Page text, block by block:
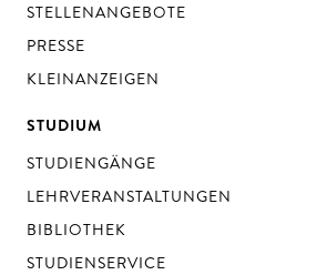
STELLENANGEBOTE
PRESSE
KLEINANZEIGEN
STUDIUM
STUDIENGÄNGE
LEHRVERANSTALTUNGEN
BIBLIOTHEK
STUDIENSERVICE